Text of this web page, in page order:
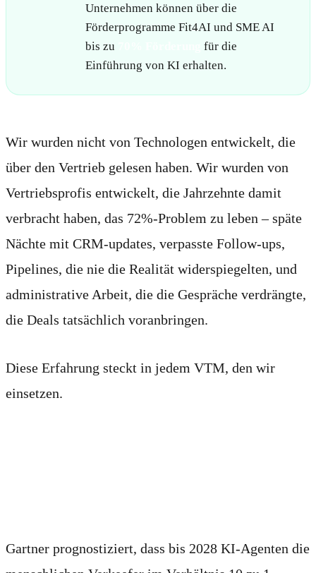
Unternehmen können über die
Förderprogramme Fit4AI und SME AI
bis zu
für die
Einführung von KI erhalten.
Wir wurden nicht von Technologen entwickelt, die
über den Vertrieb gelesen haben. Wir wurden von
Vertriebsprofis entwickelt, die Jahrzehnte damit
verbracht haben, das 72%-Problem zu leben – späte
Nächte mit CRM-updates, verpasste Follow-ups,
Pipelines, die nie die Realität widerspiegelten, und
administrative Arbeit, die die Gespräche verdrängte,
die Deals tatsächlich voranbringen.
Diese Erfahrung steckt in jedem VTM, den wir
einsetzen.
Gartner prognostiziert, dass bis 2028 KI-Agenten die